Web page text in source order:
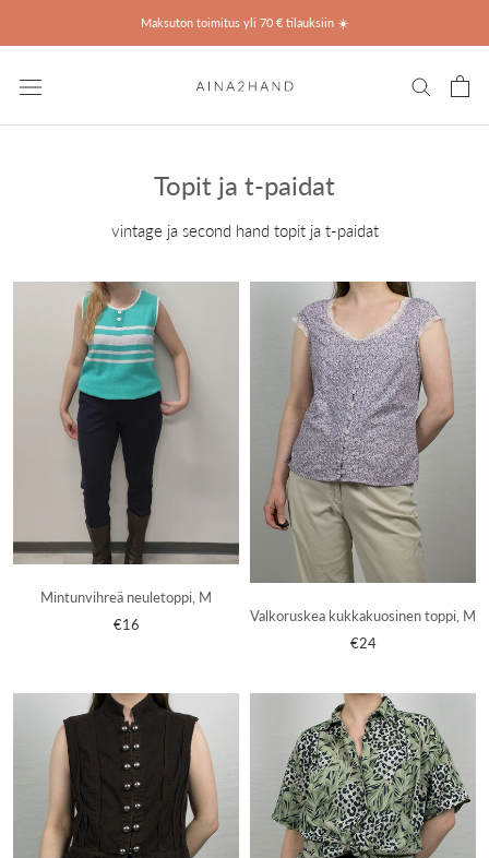
Maksuton toimitus yli 70 € tilauksiin ☀️
Topit ja t-paidat
vintage ja second hand topit ja t-paidat
Mintunvihreä neuletoppi, M
€16
Valkoruskea kukkakuosinen toppi, M
€24